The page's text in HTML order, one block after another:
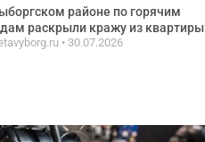
районе по горячим
раскрыли кражу из квартиры
30.07.2026